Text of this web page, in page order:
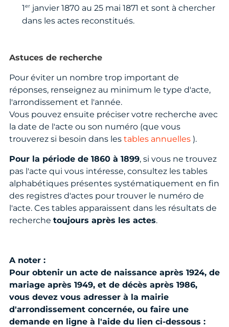
1erjanvier 1870 au 25 mai 1871 et sont à chercher
dans les actes reconstitués.
Astuces de recherche
Pour éviter un nombre trop important de
réponses, renseignez au minimum le type d'acte,
l'arrondissement et l'année.
Vous pouvez ensuite préciser votre recherche avec
la date de l'acte ou son numéro (que vous
trouverez si besoin dans lestables annuelles).
Pour la période de 1860 à 1899, si vous ne trouvez
pas l'acte qui vous intéresse, consultez les tables
alphabétiques présentes systématiquement en fin
des registres d'actes pour trouver le numéro de
l'acte. Ces tables apparaissent dans les résultats de
recherche toujours après les actes.
A noter :
Pour obtenir un acte de naissance après 1924, de
mariage après 1949, et de décès après 1986,
vous devez vous adresser à la mairie
d'arrondissement concernée, ou faire une
demande en ligne à l'aide du lien ci-dessous :